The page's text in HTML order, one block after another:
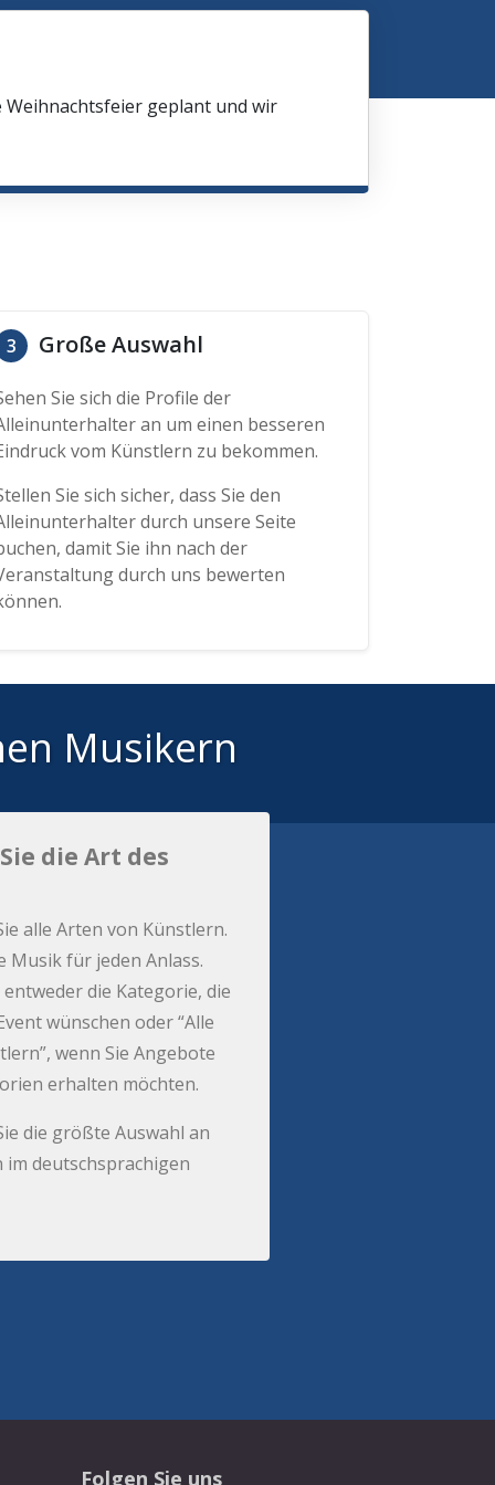
geplant und wir
3 Große Auswahl
Sie sich die Profile der
an um einen besseren
vom Künstlern zu bekommen.
Sie sich sicher, dass Sie den
durch unsere Seite
damit Sie ihn nach der
durch uns bewerten
Musikern
die Art des
alle Arten von Künstlern.
Musik für jeden Anlass.
die Kategorie, die
wünschen oder “Alle
wenn Sie Angebote
erhalten möchten.
die größte Auswahl an
deutschsprachigen
Folgen Sie uns